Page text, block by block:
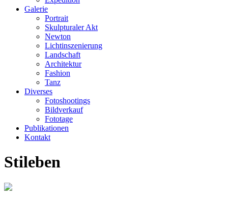
Galerie
Portrait
Skulpturaler Akt
Newton
Lichtinszenierung
Landschaft
Architektur
Fashion
Tanz
Diverses
Fotoshootings
Bildverkauf
Fototage
Publikationen
Kontakt
Stileben